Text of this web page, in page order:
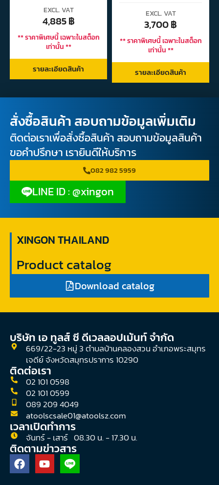
EXCL. VAT
4,885฿
** ราคาพิเศษนี้ เฉพาะในสต็อก
เท่านั้น **
รายละเอียดสินค้า
EXCL. VAT
3,700฿
** ราคาพิเศษนี้ เฉพาะในสต็อก
เท่านั้น **
รายละเอียดสินค้า
สั่งซื้อสินค้า สอบถามข้อมูลเพิ่มเติม
ติดต่อเราเพื่อสั่งซื้อสินค้า สอบถามข้อมูลสินค้า
ขอคำปรึกษา เรายินดีให้บริการ
082 982 5959
LINE ID : @xingon
XINGON THAILAND
Product catalog
Download catalog
บริษัท เอ ทูลส์ ซี ดีเวลลอปเม้นท์ จํากัด
669/22-23 หมู่ 3 ตำบลบ้านคลองสวน อำเภอพระสมุทร
เจดีย์ จังหวัดสมุทรปราการ 10290
ติดต่อเรา
02 101 0598
02 101 0599
089 209 4049
atoolscsale01@atoolsz.com
เวลาเปิดทำการ
จันทร์ - เสาร์ 08.30 น. - 17.30 น.
ติดตามข่าวสาร
F
a
Y
o